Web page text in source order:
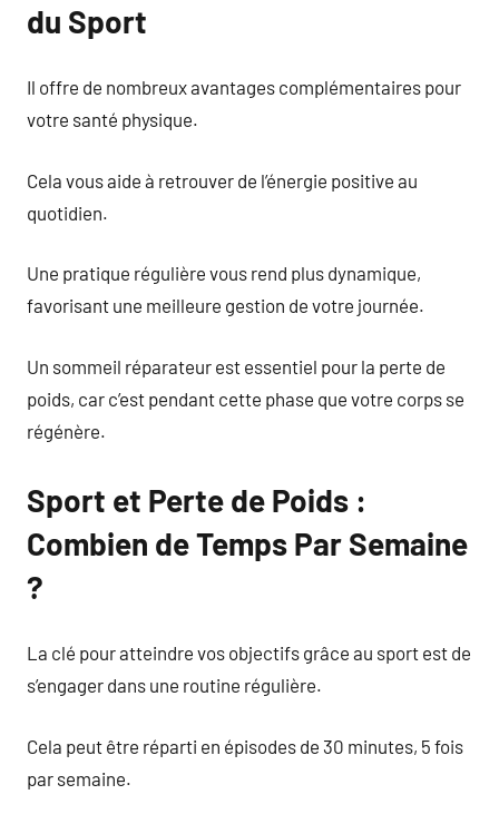
du Sport
Il offre de nombreux avantages complémentaires pour
votre santé physique.
Cela vous aide à retrouver de l’énergie positive au
quotidien.
Une pratique régulière vous rend plus dynamique,
favorisant une meilleure gestion de votre journée.
Un sommeil réparateur est essentiel pour la perte de
poids, car c’est pendant cette phase que votre corps se
régénère.
Sport et Perte de Poids :
Combien de Temps Par Semaine
?
La clé pour atteindre vos objectifs grâce au sport est de
s’engager dans une routine régulière.
Cela peut être réparti en épisodes de 30 minutes, 5 fois
par semaine.